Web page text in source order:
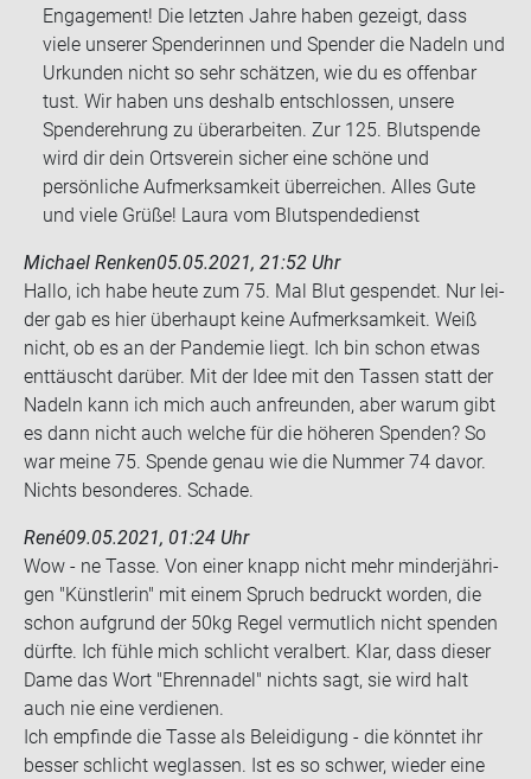
Engagement! Die letzten Jahre haben gezeigt, dass
viele unserer Spenderinnen und Spender die Nadeln und
Urkunden nicht so sehr schätzen, wie du es offenbar
tust. Wir haben uns deshalb entschlossen, unsere
Spenderehrung zu überarbeiten. Zur 125. Blutspende
wird dir dein Ortsverein sicher eine schöne und
persönliche Aufmerksamkeit überreichen. Alles Gute
und viele Grüße! Laura vom Blutspendedienst
Michael Renken05.05.2021, 21:52 Uhr
Hallo, ich habe heute zum 75. Mal Blut ge­spen­det. Nur lei­
der gab es hier über­haupt keine Auf­merk­sam­keit. Weiß
nicht, ob es an der Pan­de­mie liegt. Ich bin schon etwas
ent­täuscht dar­über. Mit der Idee mit den Tas­sen statt der
Na­deln kann ich mich auch an­freun­den, aber warum gibt
es dann nicht auch wel­che für die hö­he­ren Spen­den? So
war meine 75. Spen­de genau wie die Num­mer 74 davor.
Nichts be­son­de­res. Scha­de.
René09.05.2021, 01:24 Uhr
Wow - ne Tasse. Von einer knapp nicht mehr min­der­jäh­ri­
gen "Künst­le­rin" mit einem Spruch be­druckt wor­den, die
schon auf­grund der 50kg Regel ver­mut­lich nicht spen­den
dürf­te. Ich fühle mich schlicht ver­al­bert. Klar, dass die­ser
Dame das Wort "Eh­ren­na­del" nichts sagt, sie wird halt
auch nie eine ver­die­nen.
Ich emp­fin­de die Tasse als Be­lei­di­gung - die könn­tet ihr
bes­ser schlicht weg­las­sen. Ist es so schwer, wie­der eine